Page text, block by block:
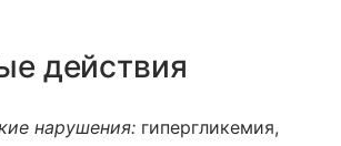
действия
нарушения: гипергликемия,